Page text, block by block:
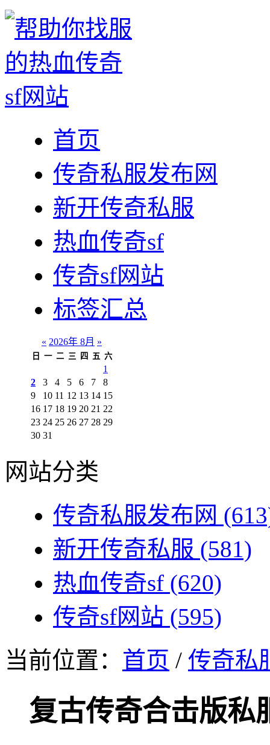
首页
传奇私服发布网
新开传奇私服
热血传奇sf
传奇sf网站
标签汇总
« 2026年 8月 »
日 一 二 三 四 五 六
1
2
3 4 5 6 7
8
9
10 11 12 13 14 15
16 17 18 19 20 21 22
23 24 25 26 27 28 29
30 31
网站分类
传奇私服发布网
新开传奇私服 (581)
热血传奇sf (620)
传奇sf网站 (595)
当前位置： 首页 / 传奇私
复古传奇合击版私